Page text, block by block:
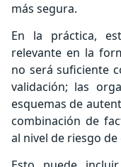
más segura.
En la práctica,
relevante en la
no será suficiente
validación; las
esquemas de
combinación de
al nivel de riesgo